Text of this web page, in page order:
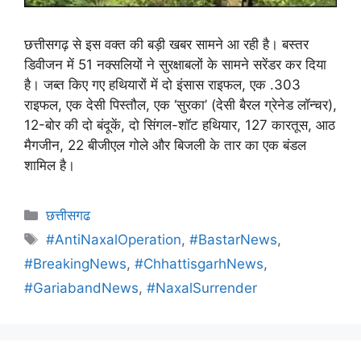
छत्तीसगढ़ से इस वक्त की बड़ी खबर सामने आ रही है। बस्तर
डिवीजन में 51 नक्सलियों ने सुरक्षाबलों के सामने सरेंडर कर दिया
है। जब्त किए गए हथियारों में दो इंसास राइफल, एक .303
राइफल, एक देसी पिस्तौल, एक ‘सुरका’ (देसी बैरल ग्रेनेड लॉन्चर),
12-बोर की दो बंदूकें, दो सिंगल-शॉट हथियार, 127 कारतूस, आठ
मैगजीन, 22 बीजीएल गोले और बिजली के तार का एक बंडल
शामिल है।
छत्तीसगढ
#AntiNaxalOperation,#BastarNews,
#BreakingNews, #ChhattisgarhNews,
#GariabandNews, #NaxalSurrender